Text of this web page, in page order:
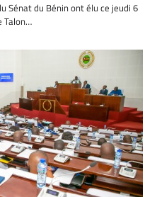
Sénat du Bénin ont élu ce jeudi 6
Talon…